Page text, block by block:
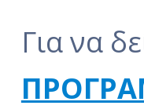
Για να